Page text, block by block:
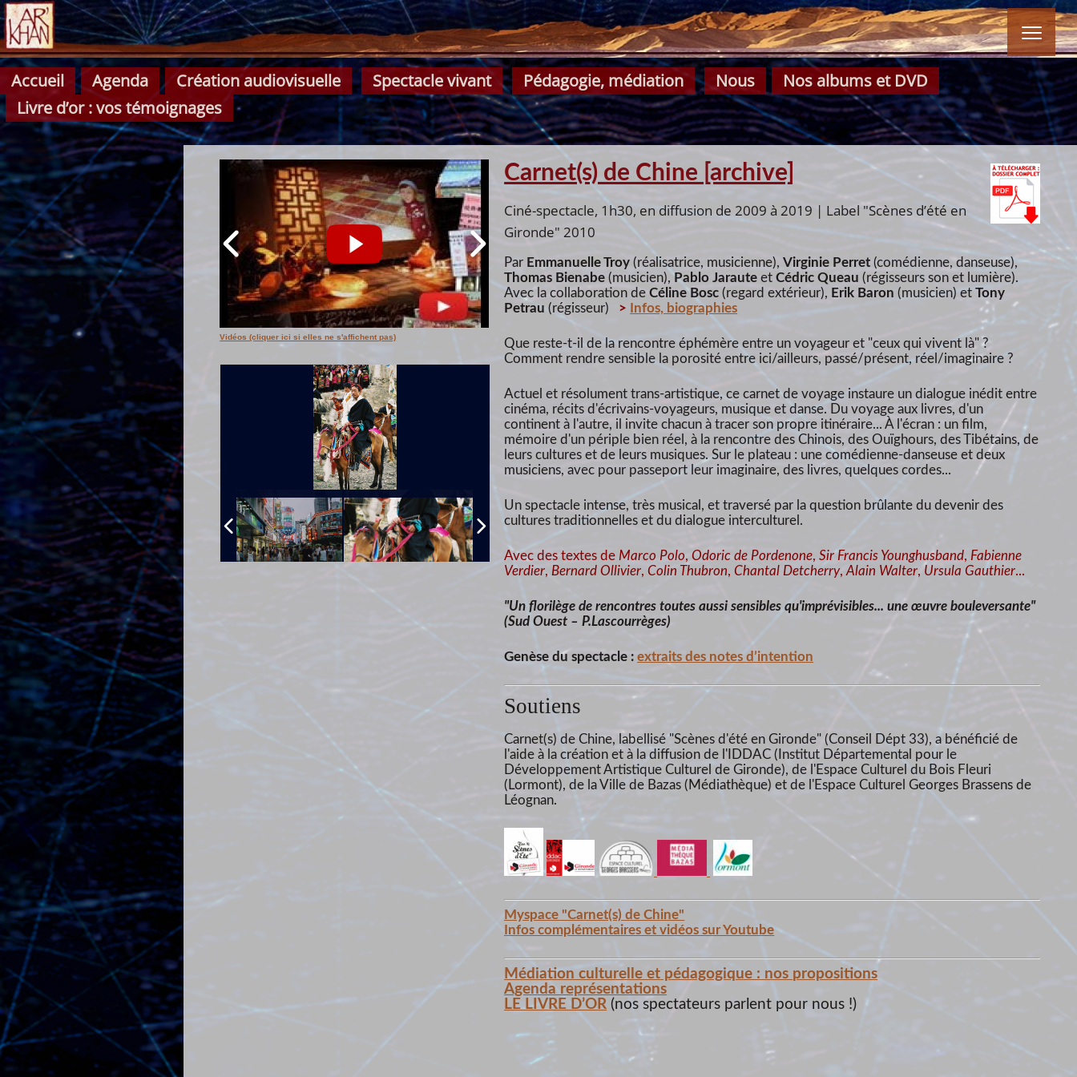
Accueil Agenda Création audiovisuelle Spectacle vivant Pédagogie, médiation Nous
Nos albums et DVD
Livre d’or : vos témoignages
Vidéos (cliquer ici si elles ne s'affichent pas)
Carnet(s) de Chine [archive]
Ciné-spectacle, 1h30, en diffusion de 2009 à 2019 | Label "Scènes d’été en
Gironde" 2010
Par Emmanuelle Troy (réalisatrice, musicienne),Virginie Perret (comédienne, danseuse),
Thomas Bienabe (musicien),Pablo Jaraute etCédric Queau (régisseurs son et lumière).
Avec la collaboration deCéline Bosc (regard extérieur), Erik Baron (musicien) etTony
Petrau (régisseur) > Infos, biographies
Que reste-t-il de la rencontre éphémère entre un voyageur et "ceux qui vivent là" ?
Comment rendre sensible la porosité entre ici/ailleurs, passé/présent, réel/imaginaire ?
Actuel et résolument trans-artistique, ce carnet de voyage instaure un dialogue inédit entre
cinéma, récits d'écrivains-voyageurs, musique et danse. Du voyage aux livres, d'un
continent à l'autre, il invite chacun à tracer son propre itinéraire... À l'écran : un film,
mémoire d'un périple bien réel, à la rencontre des Chinois, des Ouïghours, des Tibétains, de
leurs cultures et de leurs musiques. Sur le plateau : une comédienne-danseuse et deux
musiciens, avec pour passeport leur imaginaire, des livres, quelques cordes...
Un spectacle intense, très musical, et traversé par la question brûlante du devenir des
cultures traditionnelles et du dialogue interculturel.
Avec des textes de Marco Polo,Odoric de Pordenone,Sir Francis Younghusband, Fabienne
Verdier, Bernard Ollivier,Colin Thubron,Chantal Detcherry,Alain Walter, Ursula Gauthier...
"Un florilège de rencontres toutes aussi sensibles qu'imprévisibles... une œuvre bouleversante"
(Sud Ouest – P.Lascourrèges)
Genèse du spectacle :extraits des notes d’intention
Soutiens
Carnet(s) de Chine, labellisé "Scènes d'été en Gironde" (Conseil Dépt 33), a bénéficié de
l'aide à la création et à la diffusion de l'IDDAC (Institut Départemental pour le
Développement Artistique Culturel de Gironde), de l'Espace Culturel du Bois Fleuri
(Lormont), de la Ville de Bazas (Médiathèque) et de l'Espace Culturel Georges Brassens de
Léognan.
Myspace "Carnet(s) de Chine"
Infos complémentaires et vidéos sur Youtube
Médiation culturelle et pédagogique : nos propositions
Agenda représentations
LE LIVRE D’OR (nos spectateurs parlent pour nous !)